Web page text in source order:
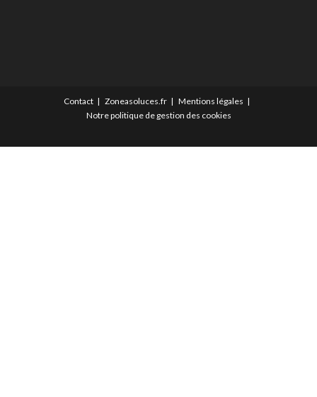
Contact Zoneasoluces.fr
Mentions légales
Notre politique de gestion des cookies